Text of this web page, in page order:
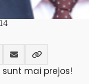
mai prejos!